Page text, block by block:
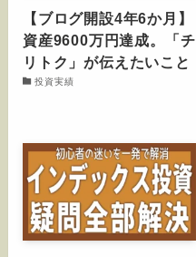
【ブログ開設4年6か月】
資産9600万円達成。「チ
リトク」が伝えたいこと
投資実績